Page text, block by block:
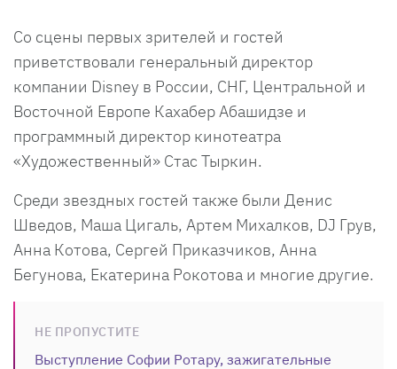
Со сцены первых зрителей и гостей
приветствовали генеральный директор
компании Disney в России, СНГ, Центральной и
Восточной Европе Кахабер Абашидзе и
программный директор кинотеатра
«Художественный» Стас Тыркин.
Среди звездных гостей также были Денис
Шведов, Маша Цигаль, Артем Михалков, DJ Грув,
Анна Котова, Сергей Приказчиков, Анна
Бегунова, Екатерина Рокотова и многие другие.
НЕ ПРОПУСТИТЕ
Выступление Софии Ротару, зажигательные